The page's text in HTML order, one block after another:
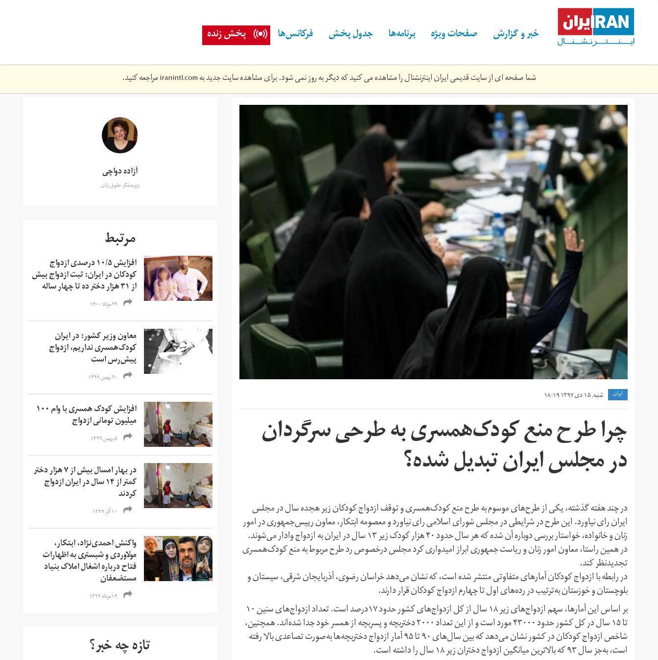
content خبر و گزارش صفحات ویژه برنامه‌ها جدول پخش فرکانس‌ها پخش زنده
شما صفحه ای از سایت قدیمی ایران اینترنشنال را مشاهده می کنید که دیگر به روز نمی شود. برای مشاهده سایت جدید بهiranintl.comمراجعه کنید.
mjls.jpg
ايران شنبه, ۱۵ دی ۱۳۹۷ ۱۸:۱۹
چرا طرح منع کودک‌همسری به طرحی سرگردان
در مجلس ایران تبدیل شده؟
در چند هفته گذشته، یکی از طرح‌های موسوم به طرح منع کودک‌همسری و توقف ازدواج کودکان زیر هجده سال در مجلس
ایران رای نیاورد. این طرح در شرایطی در مجلس شورای اسلامی رای نیاورد و معصومه ابتکار، معاون رییس‌جمهوری در امور
زنان و خانواده، خواستار بررسی دوباره آن شده که هر سال حدود ۴۰ هزار کودک زیر ۱۳ سال در ایران به ازدواج وادار می‌شوند.
در همین راستا، معاون امور زنان و ریاست جمهوری ابراز امیدواری کرد مجلس در‌خصوص رد طرح مربوط به منع کودک‌همسری
تجدید‌نظر کند.
در رابطه با ازدواج کودکان آمارهای متفاوتی منتشر شده است، که نشان می‌دهد خراسان رضوی، آذربایجان شرقی، سیستان و
بلوچستان و خوزستان به‌ترتیب در رده‌های اول تا چهارم ازدواج کودکان قرار دارند.
بر اساس این آمارها، سهم ازدواج‌های زیر ۱۸ سال از کل ازدواج‌های کشور حدود ۱۷درصد است. تعداد ازدواج‌های سنین ۱۰
تا ۱۵ سال در کل کشور حدود ۴۳۰۰۰ مورد است و از این تعداد ۲۰۰۰ دختر‌بچه و پسر‌بچه از همسر خود جدا شده‌اند. همچنین،
شاخص ازدواج کودکان در کشور نشان می‌دهد که بین سال‌های ۹۰ تا ۹۵ آمار ازدواج دختر‌بچه‌ها به‌صورت تصاعدی بالا رفته
است، به‌جز سال ۹۳ که بالاترین میانگین ازدواج دختران زیر ۱۸ سال را داشته است.
آزاده دواچی
پژوهشگر حقوق زنان
مرتبط
افزایش ۱۰/۵ درصدی ازدواج
کودکان در ایران: ثبت ازدواج بیش
از ۳۱ هزار دختر ده تا چهار ساله
۲۹ مرداد ۱۴۰۰
معاون وزیر کشور: در ایران
کودک‌همسری نداریم، ازدواج
پیش‌رس است
۲۰ بهمن ۱۳۹۹
افزایش کودک همسری با وام ۱۰۰
میلیون تومانی ازدواج
۵ بهمن ۱۳۹۹
در بهار امسال بیش از ۷ هزار دختر
کمتر از ۱۴ سال در ایران ازدواج
کردند
۱۰ آذر ۱۳۹۹
واکنش احمدی‌نژاد،‌ ابتکار،‌
مولاوردی و شبستری به اظهارات
فتاح درباره اشغال املاک بنیاد
مستضعفان
۱۹ مرداد ۱۳۹۹
تازه چه خبر؟